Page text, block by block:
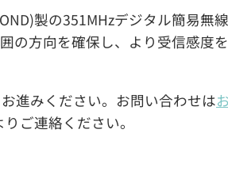
製の351MHzデジタル簡易無
の方向を確保し、より受信感度
進みください。お問い合わせは
りご連絡ください。